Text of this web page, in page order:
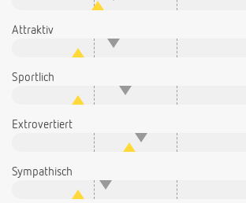
Attraktiv
Sportlich
Extrovertiert
Sympathisch